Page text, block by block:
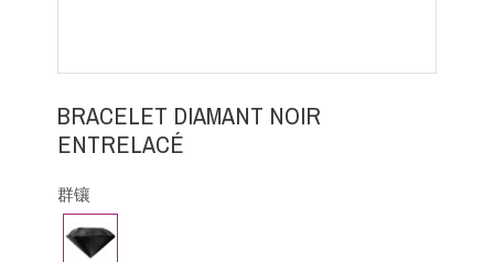
BRACELET DIAMANT NOIR
ENTRELACÉ
群镶
黑
钻